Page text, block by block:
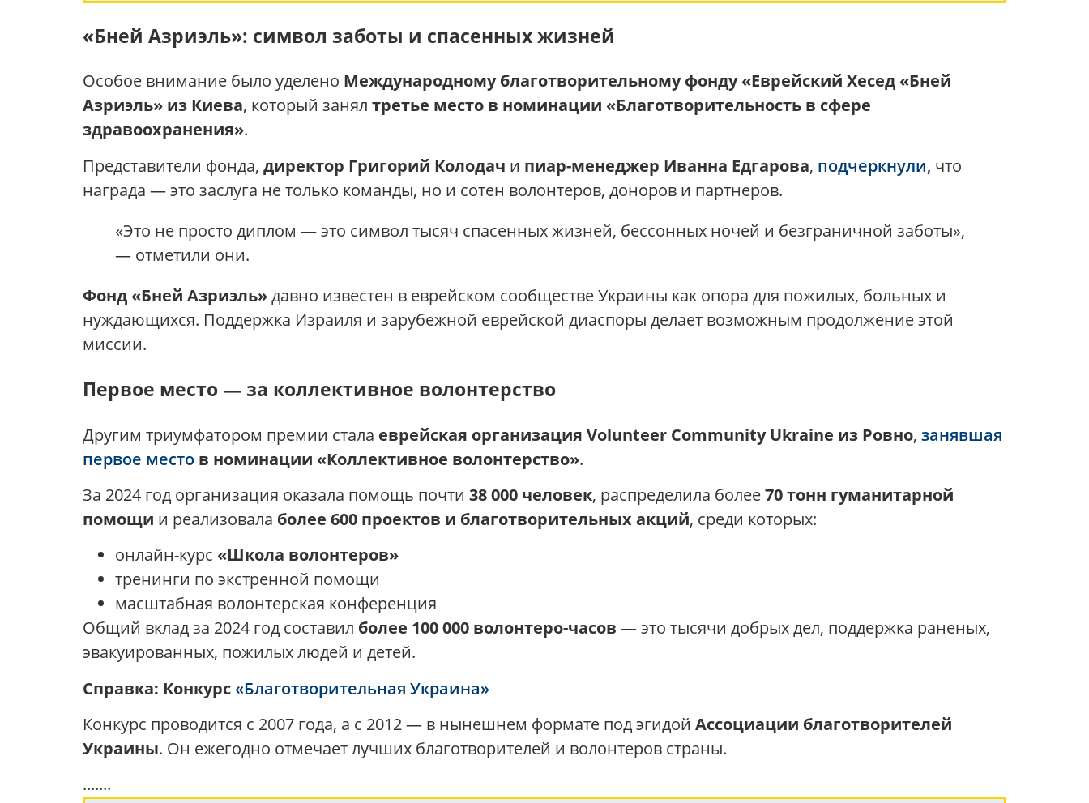
«Бней Азриэль»: символ заботы и спасенных жизней
Особое внимание было уделено Международному благотворительному фонду «Еврейский Хесед «Бней
Азриэль» из Киева, который занял третье место в номинации «Благотворительность в сфере
здравоохранения».
Представители фонда, директор Григорий Колодач и пиар-менеджер Иванна Едгарова, подчеркнули, что
награда — это заслуга не только команды, но и сотен волонтеров, доноров и партнеров.
«Это не просто диплом — это символ тысяч спасенных жизней, бессонных ночей и безграничной заботы»,
— отметили они.
Фонд «Бней Азриэль»давно известен в еврейском сообществе Украины как опора для пожилых, больных и
нуждающихся. Поддержка Израиля и зарубежной еврейской диаспоры делает возможным продолжение этой
миссии.
Первое место — за коллективное волонтерство
Другим триумфатором премии стала еврейская организация Volunteer Community Ukraine из Ровно, занявшая
первое место в номинации «Коллективное волонтерство».
За 2024 год организация оказала помощь почти 38 000 человек, распределила более70 тонн гуманитарной
помощи и реализовала более 600 проектов и благотворительных акций, среди которых:
онлайн-курс «Школа волонтеров»
тренинги по экстренной помощи
масштабная волонтерская конференция
Общий вклад за 2024 год составил более 100 000 волонтеро-часов — это тысячи добрых дел, поддержка раненых,
эвакуированных, пожилых людей и детей.
Справка: Конкурс«Благотворительная Украина»
Конкурс проводится с 2007 года, а с 2012 — в нынешнем формате под эгидой Ассоциации благотворителей
Украины. Он ежегодно отмечает лучших благотворителей и волонтеров страны.
.......